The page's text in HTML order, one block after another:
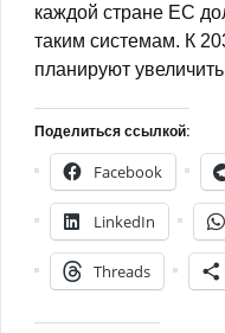
каждой стране ЕС
таким системам. К
планируют
Поделиться ссылкой:
Facebook
LinkedIn
Threads